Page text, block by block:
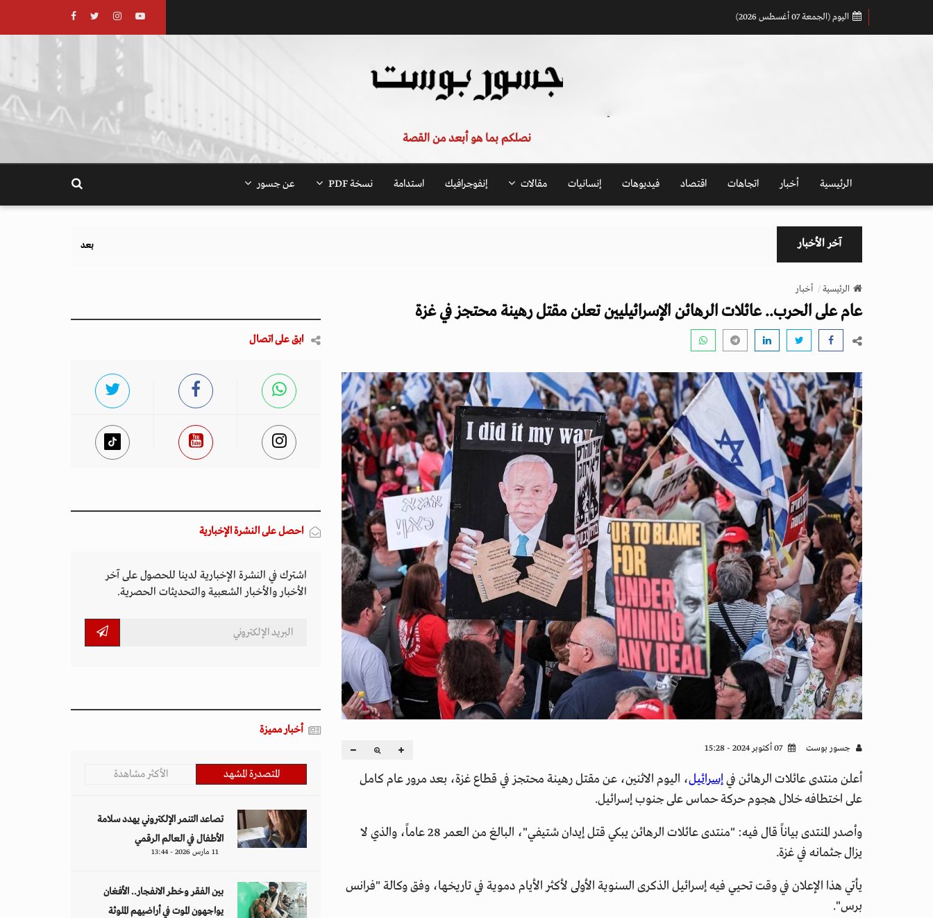
اليوم (الجمعة 07 أغسطس 2026)
نصلكم بما هو أبعد من القصة
الرئيسية أخبار اتجاهات اقتصاد فيديوهات إنسانيات مقالات إنفوجرافيك استدامة نسخة PDF عن جسور
آخر الأخبار بعد تحذيرات أوروبية.. كيف يهدد نظام الغذاء
الرئيسية أخبار
عام على الحرب.. عائلات الرهائن الإسرائيليين تعلن مقتل رهينة محتجز في غزة
جسور بوست 07 أكتوبر 2024 - 15:28
أعلن منتدى عائلات الرهائن فيإسرائيل، اليوم الاثنين، عن مقتل رهينة محتجز في قطاع غزة، بعد مرور عام كامل
على اختطافه خلال هجوم حركة حماس على جنوب إسرائيل.
وأصدر المنتدى بياناً قال فيه: "منتدى عائلات الرهائن يبكي قتل إيدان شتيفي"، البالغ من العمر 28 عاماً، والذي لا
يزال جثمانه في غزة.
يأتي هذا الإعلان في وقت تحيي فيه إسرائيل الذكرى السنوية الأولى لأكثر الأيام دموية في تاريخها، وفق وكالة "فرانس
برس".
ابق على اتصال
احصل على النشرة الإخبارية
اشترك في النشرة الإخبارية لدينا للحصول على آخر
الأخبار والأخبار الشعبية والتحديثات الحصرية.
أخبار مميزة
المتصدرة المشهد الأكثر مشاهدة
تصاعد التنمر الإلكتروني يهدد سلامة
الأطفال في العالم الرقمي
11 مارس 2026 - 13:44
بين الفقر وخطر الانفجار.. الأفغان
يواجهون الموت في أراضيهم الملوثة